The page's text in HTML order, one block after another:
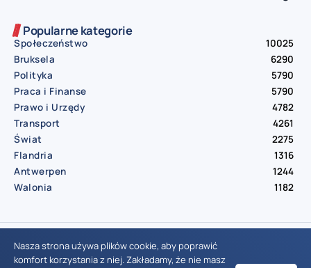
Popularne kategorie
Społeczeństwo
10025
Bruksela
6290
Polityka
5790
Praca i Finanse
5790
Prawo i Urzędy
4782
Transport
4261
Świat
2275
Flandria
1316
Antwerpen
1244
Walonia
1182
© Aktualnosci.be – All Right Reserved 2016-2026
Nasza strona używa plików cookie, aby poprawić
komfort korzystania z niej. Zakładamy, że nie masz